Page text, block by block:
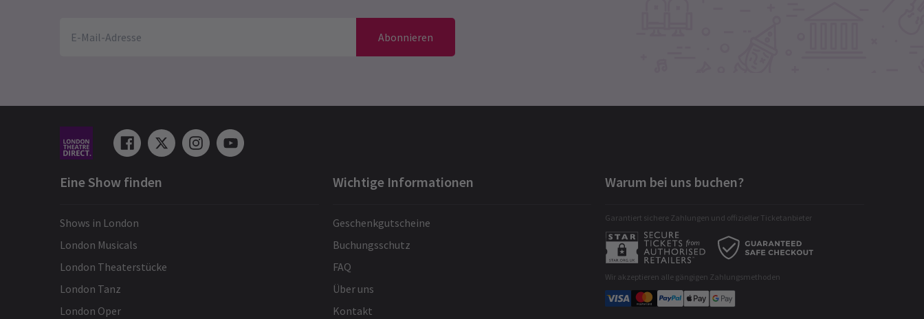
Abonnieren
Eine Show finden
Shows in London
London Musicals
London Theaterstücke
London Tanz
London Oper
Wichtige Informationen
Geschenkgutscheine
Buchungsschutz
FAQ
Über uns
Kontakt
Warum bei uns buchen?
Garantiert sichere Zahlungen und offizieller Ticketanbieter
Wir akzeptieren alle gängigen Zahlungsmethoden